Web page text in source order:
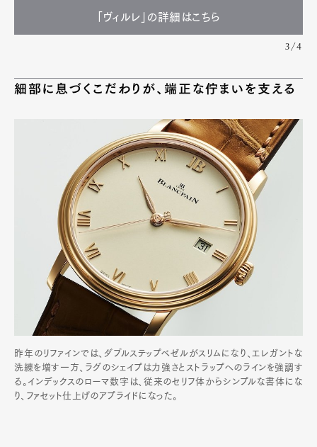
「ヴィルレ」の詳細はこちら
3/4
細部に息づくこだわりが、端正な佇まいを支える
昨年のリファインでは、ダブルステップベゼルがスリムになり、エレガントな
洗練を増す一方、ラグのシェイプは力強さとストラップへのラインを強調す
る。インデックスのローマ数字は、従来のセリフ体からシンプルな書体にな
り、ファセット仕上げのアプライドになった。